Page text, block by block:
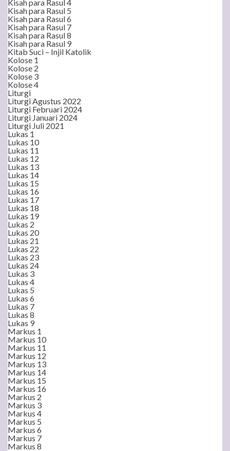
Kisah para Rasul 4
Kisah para Rasul 5
Kisah para Rasul 6
Kisah para Rasul 7
Kisah para Rasul 8
Kisah para Rasul 9
Kitab Suci – Injil Katolik
Kolose 1
Kolose 2
Kolose 3
Kolose 4
Liturgi
Liturgi Agustus 2022
Liturgi Februari 2024
Liturgi Januari 2024
Liturgi Juli 2021
Lukas 1
Lukas 10
Lukas 11
Lukas 12
Lukas 13
Lukas 14
Lukas 15
Lukas 16
Lukas 17
Lukas 18
Lukas 19
Lukas 2
Lukas 20
Lukas 21
Lukas 22
Lukas 23
Lukas 24
Lukas 3
Lukas 4
Lukas 5
Lukas 6
Lukas 7
Lukas 8
Lukas 9
Markus 1
Markus 10
Markus 11
Markus 12
Markus 13
Markus 14
Markus 15
Markus 16
Markus 2
Markus 3
Markus 4
Markus 5
Markus 6
Markus 7
Markus 8